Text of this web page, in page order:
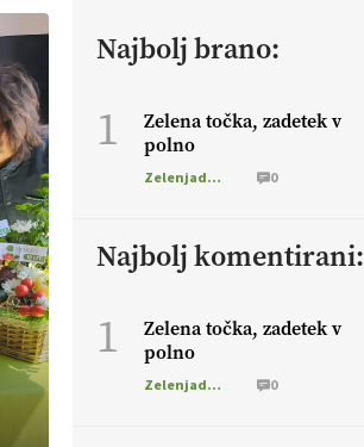
Najbolj brano:
1
Zelena točka, zadetek v
polno
Zelenjadarstvo 0
Najbolj komentirani:
1
Zelena točka, zadetek v
polno
Zelenjadarstvo 0